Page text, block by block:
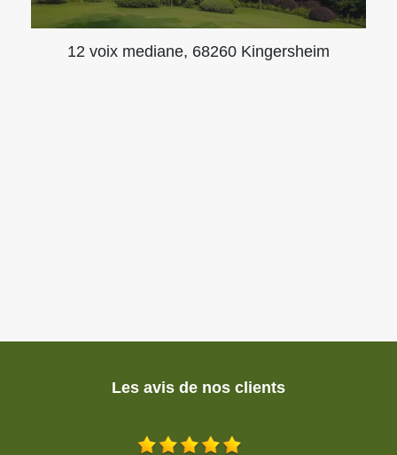
12 voix mediane, 68260 Kingersheim
Les avis de nos clients